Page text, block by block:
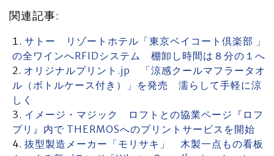
関連記事:
サトー リゾートホテル「東京ベイコート倶楽部 」
の全ワインへRFIDシステム 棚卸し時間は８分の１へ
オリジナルプリント.jp 「涼感クールマフラータオ
ル（ボトルケース付き）」を発売 濡らして手軽に涼
しく
イメージ・マジック ロフトとの協業ページ『ロフ
プリ』内で THERMOSへのプリントサービスを開始
抜型製造メーカー「モリサキ」 木製一点もの看板